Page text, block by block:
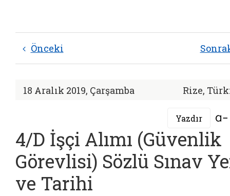
Önceki
18 Aralık 2019, Çarşamba Rize,
Yazdır
4/D İşçi Alımı (Güvenlik
Görevlisi) Sözlü Sınav
ve Tarihi